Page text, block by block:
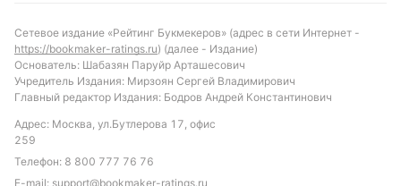
Обновлено:
Автор
Питер Бьёрн
Сетевое издание «Рейтинг Букмекеров» (адрес в сети Интернет -
https://bookmaker-ratings.ru) (далее - Издание)
Основатель: Шабазян Паруйр Арташесович
Учредитель Издания: Мирзоян Сергей Владимирович
Главный редактор Издания: Бодров Андрей Константинович
Адрес: Москва, ул.Бутлерова 17, офис
259
Телефон: 8 800 777 76 76
E-mail: support@bookmaker-ratings.ru